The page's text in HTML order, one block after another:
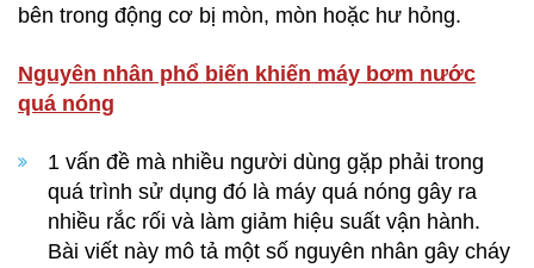
bên trong động cơ bị mòn, mòn hoặc hư hỏng.
Nguyên nhân phổ biến khiến máy bơm nước
quá nóng
1 vấn đề mà nhiều người dùng gặp phải trong
quá trình sử dụng đó là máy quá nóng gây ra
nhiều rắc rối và làm giảm hiệu suất vận hành.
Bài viết này mô tả một số nguyên nhân gây cháy